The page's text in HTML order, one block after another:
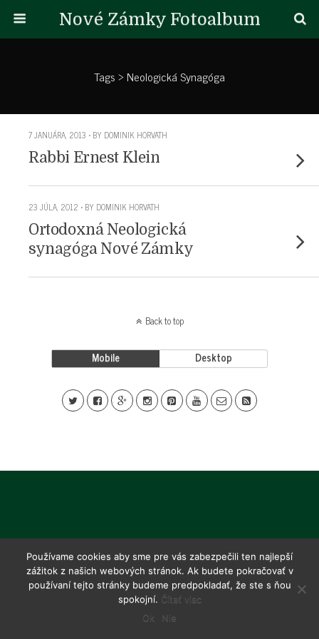
Nové Zámky Fotoalbum
Tags › Neologická Synagóga
7 JANUÁRA, 2013 • BY DOMINIK HORVATH
Rabbi Ernest Klein
23 JÚLA, 2012 • BY DOMINIK HORVATH
Ortodoxná Neologická
synagóga Nové Zámky
Back to top
Mobile Desktop
Používame cookies aby sme pre vás zabezpečili ten najlepší
zážitok z našich webových stránok. Ak budete pokračovať v
používaní tejto stránky budeme predpokladať, že ste s ňou
spokojní. Čítať viac
Ok
Nie